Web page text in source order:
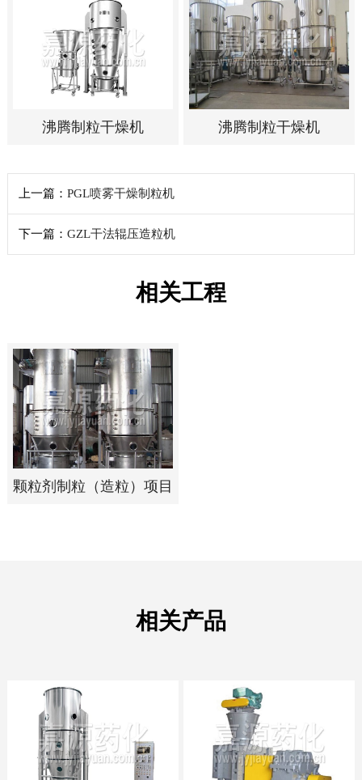
沸腾制粒干燥机 沸腾制粒干燥机
上一篇： PGL喷雾干燥制粒机
下一篇： GZL干法辊压造粒机
相关工程
颗粒剂制粒（造粒）项目
相关产品